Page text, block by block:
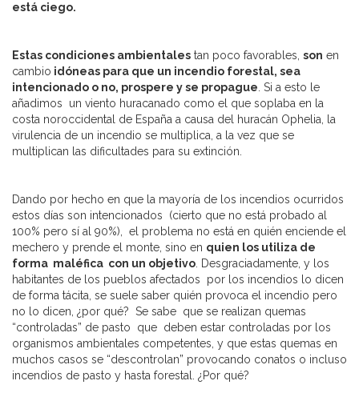
está ciego.
Estas condiciones ambientales tan poco favorables, son en
cambio idóneas para que un incendio forestal, sea
intencionado o no, prospere y se propague . Si a esto le
añadimos un viento huracanado como el que soplaba en la
costa noroccidental de España a causa del huracán Ophelia, la
virulencia de un incendio se multiplica, a la vez que se
multiplican las dificultades para su extinción.
Dando por hecho en que la mayoría de los incendios ocurridos
estos días son intencionados (cierto que no está probado al
100% pero sí al 90%), el problema no está en quién enciende el
mechero y prende el monte, sino en quien los utiliza de
forma maléfica con un objetivo . Desgraciadamente, y los
habitantes de los pueblos afectados por los incendios lo dicen
de forma tácita, se suele saber quién provoca el incendio pero
no lo dicen, ¿por qué? Se sabe que se realizan quemas
“controladas” de pasto que deben estar controladas por los
organismos ambientales competentes, y que estas quemas en
muchos casos se “descontrolan” provocando conatos o incluso
incendios de pasto y hasta forestal. ¿Por qué?